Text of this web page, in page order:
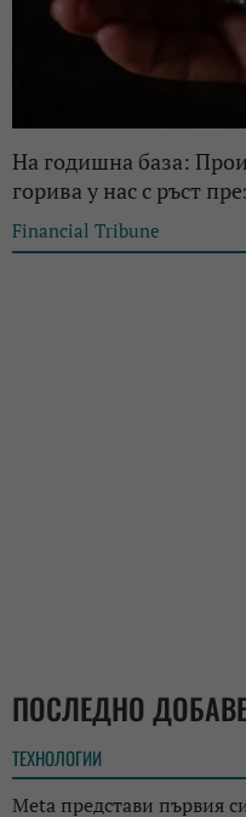
На годишна база:
горива у нас с ръст
Financial Tribune
ПОСЛЕДНО
ТЕХНОЛОГИИ
Meta представи първия